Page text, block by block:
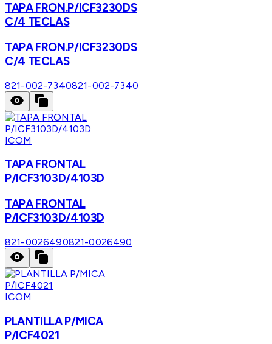
TAPA FRON.P/ICF3230DS
C/4 TECLAS
TAPA FRON.P/ICF3230DS
C/4 TECLAS
821-002-7340821-002-7340
ICOM
TAPA FRONTAL
P/ICF3103D/4103D
TAPA FRONTAL
P/ICF3103D/4103D
821-0026490821-0026490
ICOM
PLANTILLA P/MICA
P/ICF4021